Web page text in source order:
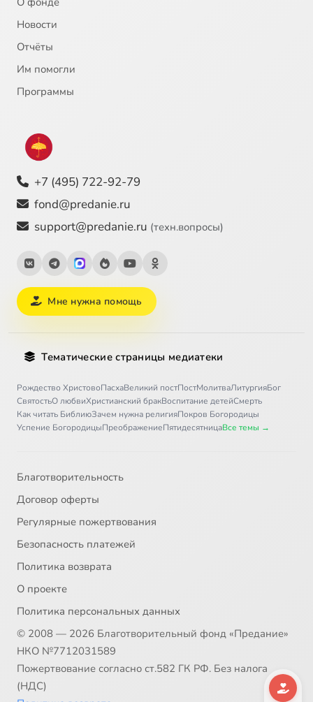
Новости
Отчёты
Им помогли
Программы
+7 (495) 722-92-79
fond@predanie.ru
support@predanie.ru (техн.вопросы)
Мне нужна помощь
Тематические страницы медиатеки
Рождество ХристовоПасхаВеликий постПостМолитваЛитургияБог
СвятостьО любвиХристианский бракВоспитание детейСмерть
Как читать БиблиюЗачем нужна религияПокров Богородицы
Успение БогородицыПреображениеПятидесятницаВсе темы →
Благотворительность
Договор оферты
Регулярные пожертвования
Безопасность платежей
Политика возврата
О проекте
Политика персональных данных
© 2008 — 2026 Благотворительный фонд «Предание»
НКО №7712031589
Пожертвование согласно ст.582 ГК РФ. Без налога
(НДС)